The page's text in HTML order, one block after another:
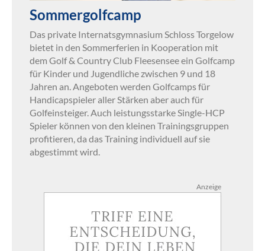
Sommergolfcamp
Das private Internatsgymnasium Schloss Torgelow
bietet in den Sommerferien in Kooperation mit
dem Golf & Country Club Fleesensee ein Golfcamp
für Kinder und Jugendliche zwischen 9 und 18
Jahren an. Angeboten werden Golfcamps für
Handicapspieler aller Stärken aber auch für
Golfeinsteiger. Auch leistungsstarke Single-HCP
Spieler können von den kleinen Trainingsgruppen
profitieren, da das Training individuell auf sie
abgestimmt wird.
Anzeige